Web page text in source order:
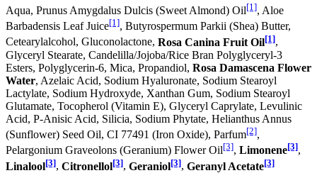
Aqua, Prunus Amygdalus Dulcis (Sweet Almond) Oil[1], Aloe
Barbadensis Leaf Juice[1], Butyrospermum Parkii (Shea) Butter,
Cetearylalcohol, Gluconolactone, Rosa Canina Fruit Oil[1],
Glyceryl Stearate, Candelilla/Jojoba/Rice Bran Polyglyceryl-3
Esters, Polyglycerin-6, Mica, Propandiol, Rosa Damascena Flower
Water, Azelaic Acid, Sodium Hyaluronate, Sodium Stearoyl
Lactylate, Sodium Hydroxyde, Xanthan Gum, Sodium Stearoyl
Glutamate, Tocopherol (Vitamin E), Glyceryl Caprylate, Levulinic
Acid, P-Anisic Acid, Silicia, Sodium Phytate, Helianthus Annus
(Sunflower) Seed Oil, CI 77491 (Iron Oxide), Parfum[2],
Pelargonium Graveolons (Geranium) Flower Oil[3], Limonene[3],
Linalool[3], Citronellol[3], Geraniol[3], Geranyl Acetate[3]